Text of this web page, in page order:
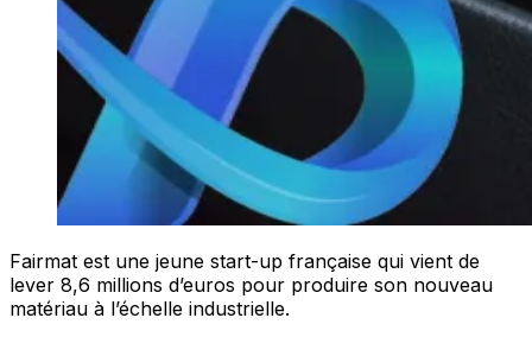
Fairmat est une jeune start-up française qui vient de
lever 8,6 millions d’euros pour produire son nouveau
matériau à l’échelle industrielle.